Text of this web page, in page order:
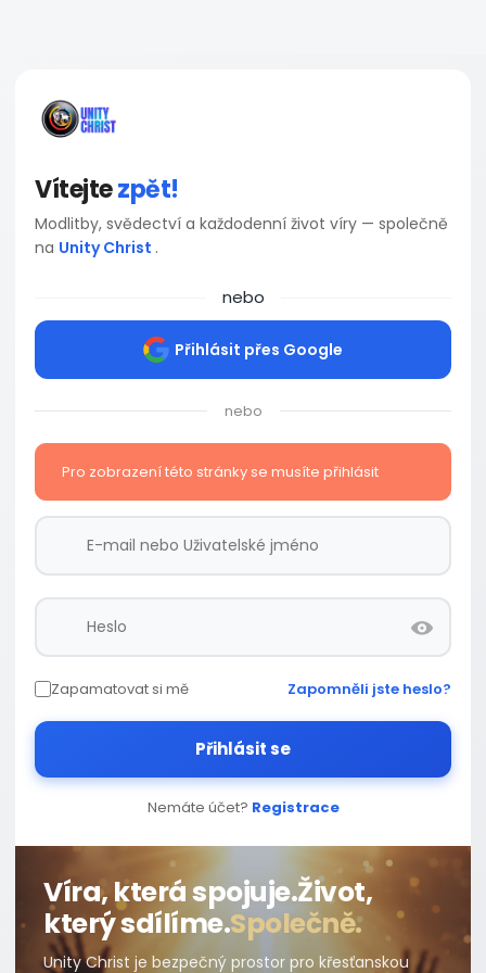
Vítejtezpět!
Modlitby, svědectví a každodenní život víry — společně
na Unity Christ .
nebo
Přihlásit přes Google
nebo
Pro zobrazení této stránky se musíte přihlásit
Zapamatovat si mě Zapomněli jste heslo?
Přihlásit se
Nemáte účet? Registrace
Víra, která spojuje.Život,
který sdílíme.Společně.
Unity Christ je bezpečný prostor pro křesťanskou